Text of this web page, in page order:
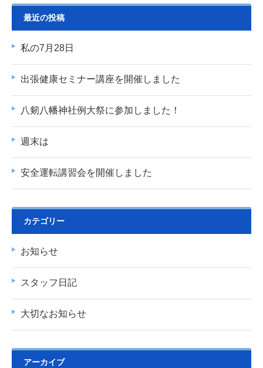
最近の投稿
私の7月28日
出張健康セミナー講座を開催しました
八剱八幡神社例大祭に参加しました！
週末は
安全運転講習会を開催しました
カテゴリー
お知らせ
スタッフ日記
大切なお知らせ
アーカイブ